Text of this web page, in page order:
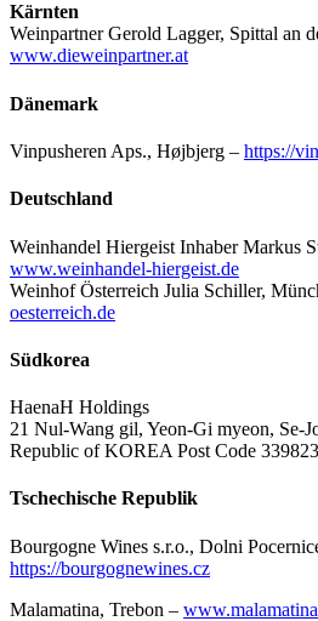
Kärnten
Weinpartner Gerold Lagger, Spittal an
www.dieweinpartner.at
Dänemark
Vinpusheren Aps., Højbjerg – https://
Deutschland
Weinhandel Hiergeist Inhaber Markus
www.weinhandel-hiergeist.de
Weinhof Österreich Julia Schiller,
oesterreich.de
Südkorea
HaenaH Holdings
21 Nul-Wang gil, Yeon-Gi myeon, Se-
Republic of KOREA Post Code 339823
Tschechische Republik
Bourgogne Wines s.r.o., Dolni
https://bourgognewines.cz
Malamatina, Trebon –